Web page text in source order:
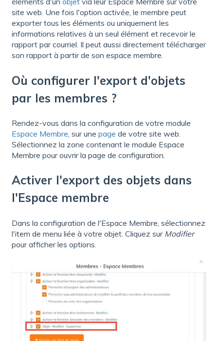
site web. Une fois l'option activée, le membre peut
exporter tous les éléments ou uniquement les
informations relatives à un seul élément et recevoir le
rapport par courriel. Il peut aussi directement télécharger
son rapport à partir de son espace membre.
Où configurer l'export d'objets
par les membres ?
Rendez-vous dans la configuration de votre module
Espace Membre, sur une page de votre site web.
Sélectionnez la zone contenant le module Espace
Membre pour ouvrir la page de configuration.
Activer l'export des objets dans
l'Espace membre
Dans la configuration de l'Espace Membre, sélectionnez
l'item de menu liée à votre objet. Cliquez sur Modifier
pour afficher les options.